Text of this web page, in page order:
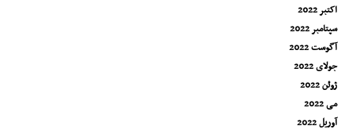
اکتبر 2022
سپتامبر 2022
آگوست 2022
جولای 2022
ژوئن 2022
می 2022
آوریل 2022